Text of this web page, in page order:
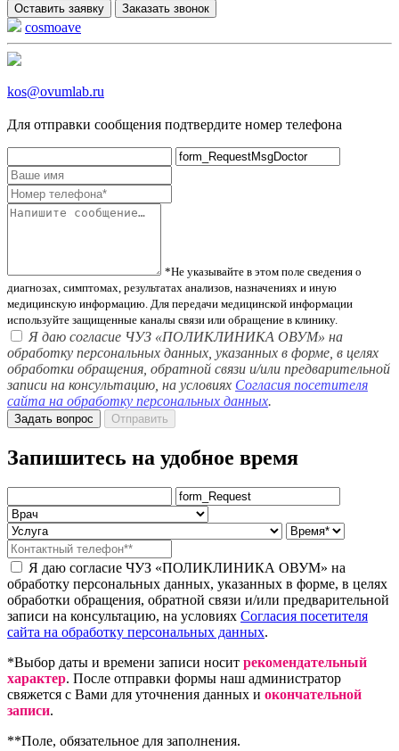
Оставить заявку Заказать звонок
cosmoave
kos@ovumlab.ru
Для отправки сообщения подтвердите номер телефона
*Не указывайте в этом поле сведения о
диагнозах, симптомах, результатах анализов, назначениях и иную
медицинскую информацию. Для передачи медицинской информации
используйте защищенные каналы связи или обращение в клинику.
Я даю согласие ЧУЗ «ПОЛИКЛИНИКА ОВУМ» на
обработку персональных данных, указанных в форме, в целях
обработки обращения, обратной связи и/или предварительной
записи на консультацию, на условиях Согласия посетителя
сайта на обработку персональных данных.
Задать вопрос Отправить
Запишитесь на удобное время
Я даю согласие ЧУЗ «ПОЛИКЛИНИКА ОВУМ» на
обработку персональных данных, указанных в форме, в целях
обработки обращения, обратной связи и/или предварительной
записи на консультацию, на условиях Согласия посетителя
сайта на обработку персональных данных.
*Выбор даты и времени записи носит рекомендательный
характер. После отправки формы наш администратор
свяжется с Вами для уточнения данных и окончательной
записи.
**Поле, обязательное для заполнения.